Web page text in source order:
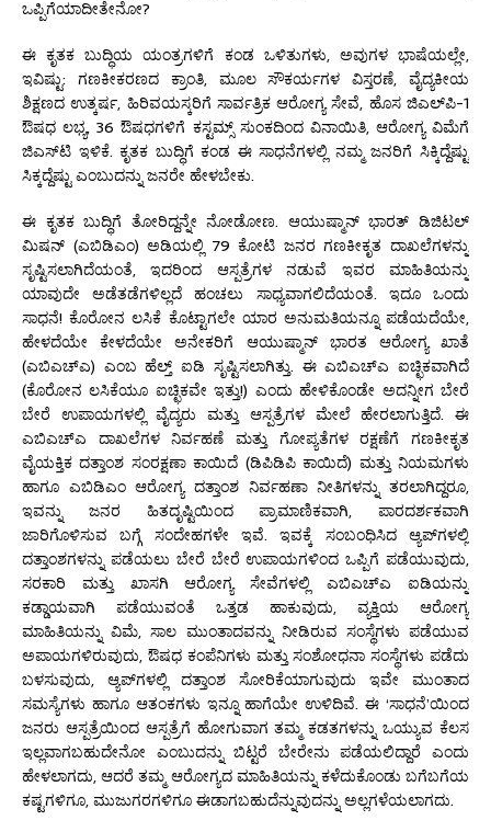
ಒಪ್ಪಿಗೆಯಾದೀತೇನೋ?
ಈ ಕೃತಕ ಬುದ್ಧಿಯ ಯಂತ್ರಗಳಿಗೆ ಕಂಡ ಒಳಿತುಗಳು, ಅವುಗಳ ಭಾಷೆಯಲ್ಲೇ,
ಇವಿಷ್ಟು: ಗಣಕೀಕರಣದ ಕ್ರಾಂತಿ, ಮೂಲ ಸೌಕರ್ಯಗಳ ವಿಸ್ತರಣೆ, ವೈದ್ಯಕೀಯ
ಶಿಕ್ಷಣದ ಉತ್ಕರ್ಷ, ಹಿರಿವಯಸ್ಕರಿಗೆ ಸಾರ್ವತ್ರಿಕ ಆರೋಗ್ಯ ಸೇವೆ, ಹೊಸ ಜಿಎಲ್‌ಪಿ-1
ಔಷಧ ಲಭ್ಯ, 36 ಔಷಧಗಳಿಗೆ ಕಸ್ಟಮ್ಸ್ ಸುಂಕದಿಂದ ವಿನಾಯಿತಿ, ಆರೋಗ್ಯ ವಿಮೆಗೆ
ಜಿಎಸ್‌ಟಿ ಇಳಿಕೆ. ಕೃತಕ ಬುದ್ಧಿಗೆ ಕಂಡ ಈ ಸಾಧನೆಗಳಲ್ಲಿ ನಮ್ಮ ಜನರಿಗೆ ಸಿಕ್ಕಿದ್ದೆಷ್ಟು
ಸಿಕ್ಕದ್ದೆಷ್ಟು ಎಂಬುದನ್ನು ಜನರೇ ಹೇಳಬೇಕು.
ಈ ಕೃತಕ ಬುದ್ಧಿಗೆ ತೋರಿದ್ದನ್ನೇ ನೋಡೋಣ. ಆಯುಷ್ಮಾನ್ ಭಾರತ್ ಡಿಜಿಟಲ್
ಮಿಷನ್ (ಎಬಿಡಿಎಂ) ಅಡಿಯಲ್ಲಿ 79 ಕೋಟಿ ಜನರ ಗಣಕೀಕೃತ ದಾಖಲೆಗಳನ್ನು
ಸೃಷ್ಟಿಸಲಾಗಿದೆಯಂತೆ, ಇದರಿಂದ ಆಸ್ಪತ್ರೆಗಳ ನಡುವೆ ಇವರ ಮಾಹಿತಿಯನ್ನು
ಯಾವುದೇ ಅಡೆತಡೆಗಳಿಲ್ಲದೆ ಹಂಚಲು ಸಾಧ್ಯವಾಗಲಿದೆಯಂತೆ. ಇದೂ ಒಂದು
ಸಾಧನೆ! ಕೊರೋನ ಲಸಿಕೆ ಕೊಟ್ಟಾಗಲೇ ಯಾರ ಅನುಮತಿಯನ್ನೂ ಪಡೆಯದೆಯೇ,
ಹೇಳದೆಯೇ ಕೇಳದೆಯೇ ಅನೇಕರಿಗೆ ಆಯುಷ್ಮಾನ್ ಭಾರತ ಆರೋಗ್ಯ ಖಾತೆ
(ಎಬಿಎಚ್ಎ) ಎಂಬ ಹೆಲ್ತ್ ಐಡಿ ಸೃಷ್ಟಿಸಲಾಗಿತ್ತು. ಈ ಎಬಿಎಚ್ಎ ಐಚ್ಛಿಕವಾಗಿದೆ
(ಕೊರೋನ ಲಸಿಕೆಯೂ ಐಚ್ಛಿಕವೇ ಇತ್ತು!) ಎಂದು ಹೇಳಿಕೊಂಡೇ ಅದನ್ನೀಗ ಬೇರೆ
ಬೇರೆ ಉಪಾಯಗಳಲ್ಲಿ ವೈದ್ಯರು ಮತ್ತು ಆಸ್ಪತ್ರೆಗಳ ಮೇಲೆ ಹೇರಲಾಗುತ್ತಿದೆ. ಈ
ಎಬಿಎಚ್ಎ ದಾಖಲೆಗಳ ನಿರ್ವಹಣೆ ಮತ್ತು ಗೋಪ್ಯತೆಗಳ ರಕ್ಷಣೆಗೆ ಗಣಕೀಕೃತ
ವೈಯಕ್ತಿಕ ದತ್ತಾಂಶ ಸಂರಕ್ಷಣಾ ಕಾಯಿದೆ (ಡಿಪಿಡಿಪಿ ಕಾಯಿದೆ) ಮತ್ತು ನಿಯಮಗಳು
ಹಾಗೂ ಎಬಿಡಿಎಂ ಆರೋಗ್ಯ ದತ್ತಾಂಶ ನಿರ್ವಹಣಾ ನೀತಿಗಳನ್ನು ತರಲಾಗಿದ್ದರೂ,
ಇವನ್ನು ಜನರ ಹಿತದೃಷ್ಟಿಯಿಂದ ಪ್ರಾಮಾಣಿಕವಾಗಿ, ಪಾರದರ್ಶಕವಾಗಿ
ಜಾರಿಗೊಳಿಸುವ ಬಗ್ಗೆ ಸಂದೇಹಗಳೇ ಇವೆ. ಇವಕ್ಕೆ ಸಂಬಂಧಿಸಿದ ಆ್ಯಪ್‌ಗಳಲ್ಲಿ
ದತ್ತಾಂಶಗಳನ್ನು ಪಡೆಯಲು ಬೇರೆ ಬೇರೆ ಉಪಾಯಗಳಿಂದ ಒಪ್ಪಿಗೆ ಪಡೆಯುವುದು,
ಸರಕಾರಿ ಮತ್ತು ಖಾಸಗಿ ಆರೋಗ್ಯ ಸೇವೆಗಳಲ್ಲಿ ಎಬಿಎಚ್ಎ ಐಡಿಯನ್ನು
ಕಡ್ಡಾಯವಾಗಿ ಪಡೆಯುವಂತೆ ಒತ್ತಡ ಹಾಕುವುದು, ವ್ಯಕ್ತಿಯ ಆರೋಗ್ಯ
ಮಾಹಿತಿಯನ್ನು ವಿಮೆ, ಸಾಲ ಮುಂತಾದವನ್ನು ನೀಡಿರುವ ಸಂಸ್ಥೆಗಳು ಪಡೆಯುವ
ಅಪಾಯಗಳಿರುವುದು, ಔಷಧ ಕಂಪೆನಿಗಳು ಮತ್ತು ಸಂಶೋಧನಾ ಸಂಸ್ಥೆಗಳು ಪಡೆದು
ಬಳಸುವುದು, ಆ್ಯಪ್‌ಗಳಲ್ಲಿ ದತ್ತಾಂಶ ಸೋರಿಕೆಯಾಗುವುದು ಇವೇ ಮುಂತಾದ
ಸಮಸ್ಯೆಗಳು ಹಾಗೂ ಆತಂಕಗಳು ಇನ್ನೂ ಹಾಗೆಯೇ ಉಳಿದಿವೆ. ಈ ‘ಸಾಧನೆ’ಯಿಂದ
ಜನರು ಆಸ್ಪತ್ರೆಯಿಂದ ಆಸ್ಪತ್ರೆಗೆ ಹೋಗುವಾಗ ತಮ್ಮ ಕಡತಗಳನ್ನು ಒಯ್ಯುವ ಕೆಲಸ
ಇಲ್ಲವಾಗಬಹುದೇನೋ ಎಂಬುದನ್ನು ಬಿಟ್ಟರೆ ಬೇರೇನು ಪಡೆಯಲಿದ್ದಾರೆ ಎಂದು
ಹೇಳಲಾಗದು, ಆದರೆ ತಮ್ಮ ಆರೋಗ್ಯದ ಮಾಹಿತಿಯನ್ನು ಕಳೆದುಕೊಂಡು ಬಗೆಬಗೆಯ
ಕಷ್ಟಗಳಿಗೂ, ಮುಜುಗರಗಳಿಗೂ ಈಡಾಗಬಹುದೆನ್ನುವುದನ್ನು ಅಲ್ಲಗಳೆಯಲಾಗದು.